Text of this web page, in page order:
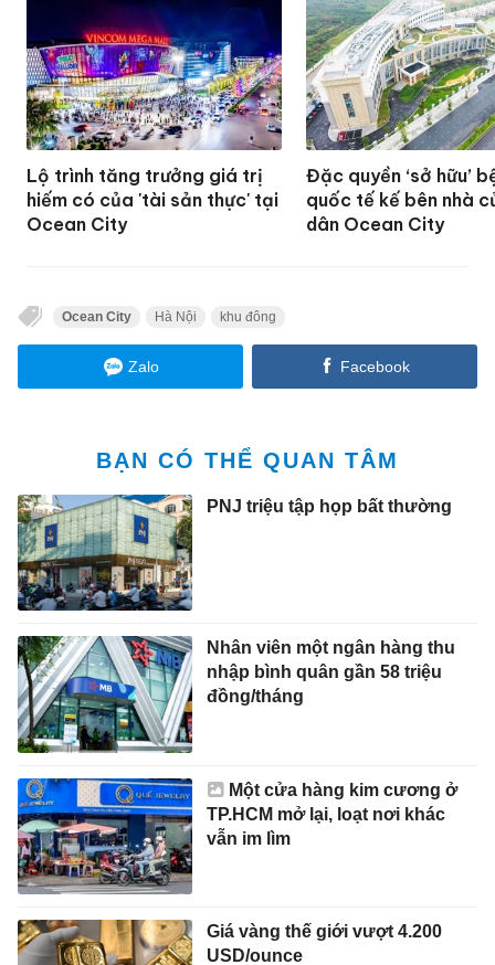
Lộ trình tăng trưởng giá trị
hiếm có của 'tài sản thực' tại
Ocean City
Đặc quyền ‘sở hữu’
quốc tế kế bên nhà
dân Ocean City
Ocean City Hà Nội khu đông
Zalo Facebook
BẠN CÓ THỂ QUAN TÂM
PNJ triệu tập họp bất thường
Nhân viên một ngân hàng thu
nhập bình quân gần 58 triệu
đồng/tháng
Một cửa hàng kim cương ở
TP.HCM mở lại, loạt nơi khác
vẫn im lìm
Giá vàng thế giới vượt 4.200
USD/ounce